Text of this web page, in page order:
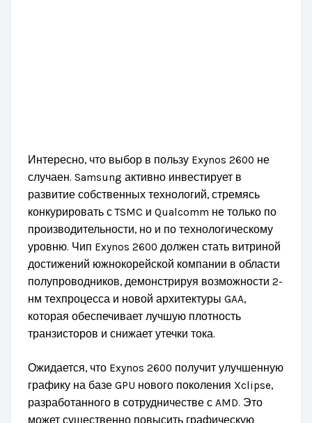
Интересно, что выбор в пользу Exynos 2600 не
случаен. Samsung активно инвестирует в
развитие собственных технологий, стремясь
конкурировать с TSMC и Qualcomm не только по
производительности, но и по технологическому
уровню. Чип Exynos 2600 должен стать витриной
достижений южнокорейской компании в области
полупроводников, демонстрируя возможности 2-
нм техпроцесса и новой архитектуры GAA,
которая обеспечивает лучшую плотность
транзисторов и снижает утечки тока.
Ожидается, что Exynos 2600 получит улучшенную
графику на базе GPU нового поколения Xclipse,
разработанного в сотрудничестве с AMD. Это
может существенно повысить графическую